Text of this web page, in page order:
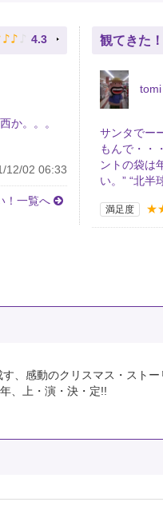
♪ ♪ ♪ 4.3
か。。。
12/02 06:33
！一覧へ
観てきた！
tomi
サンタでー
もんで・・
ントの袋は
い。” “北半
満足度
、感動のクリスマス・ストー
、上・演・決・定!!